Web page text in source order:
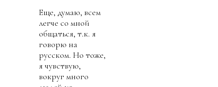
Еще, думаю, всем
легче со мной
общаться, т.к. я
говорю на
русском. Но тоже,
я чувствую,
вокруг много